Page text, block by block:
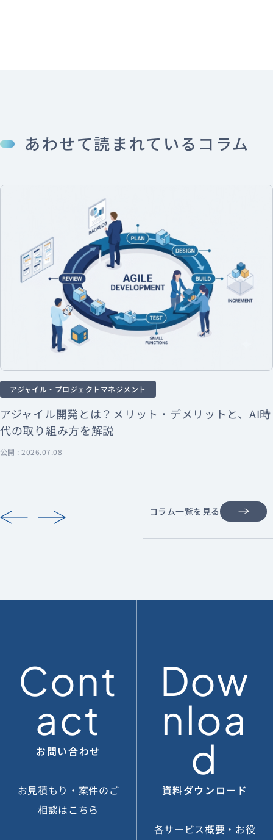
あわせて読まれているコラム
アジャイル・プロジェクトマネジメント
アジャイル開発とは？メリット・デメリットと、AI時
代の取り組み方を解説
公開 : 2026.07.08
コラム一覧を見る
Cont
act
お問い合わせ
お見積もり・案件のご
相談はこちら
Dow
nloa
d
資料ダウンロード
各サービス概要・お役